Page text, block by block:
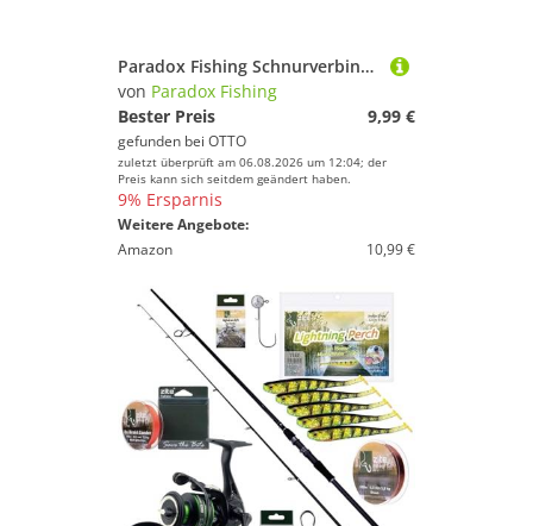
Paradox Fishing Schnurverbinder Duo Lock Snap Set I 200 Snaps #000-#2 mit Box
von Paradox Fishing
Bester Preis
9,99 €
gefunden bei OTTO
zuletzt überprüft am 06.08.2026 um 12:04; der
Preis kann sich seitdem geändert haben.
9% Ersparnis
Weitere Angebote:
Amazon
10,99 €